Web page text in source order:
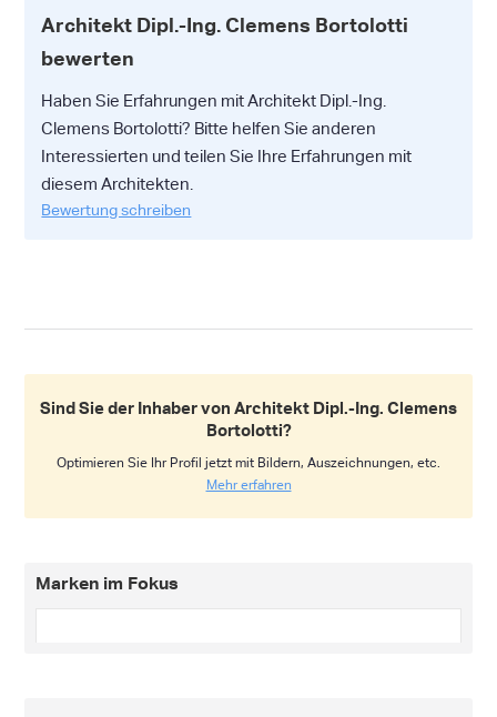
Architekt Dipl.-Ing. Clemens Bortolotti
bewerten
Haben Sie Erfahrungen mit Architekt Dipl.-Ing.
Clemens Bortolotti? Bitte helfen Sie anderen
Interessierten und teilen Sie Ihre Erfahrungen mit
diesem Architekten.
Bewertung schreiben
Sind Sie der Inhaber von Architekt Dipl.-Ing. Clemens
Bortolotti?
Optimieren Sie Ihr Profil jetzt mit Bildern, Auszeichnungen, etc.
Mehr erfahren
Marken im Fokus